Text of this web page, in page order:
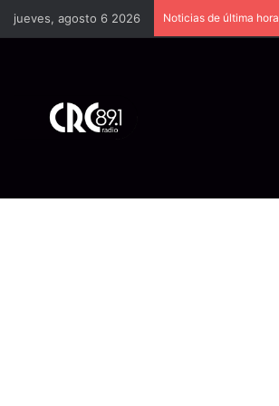
jueves, agosto 6 2026 Noticias de última hora